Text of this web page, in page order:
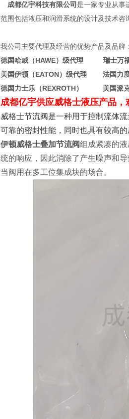
成都亿宇科技有限公司是一家专业从事
范围包括液压和润滑系统的设计及技术
我公司主要代理及经营的优势产品及品牌：
德国哈威（HAWE）级代理 瑞士万福
美国伊顿（EATON）级代理 法国力度
德国力士乐（REXROTH） 美国派
成都亿宇供应威格士液压产品，
威格士节流阀是一种用于控制流体
可靠的密封性能，同时也具有较高的
伊顿威格士叠加节流阀组成紧凑的
统的响应，因此消除了产生噪声和
当阀用在多工位集成块的场合。